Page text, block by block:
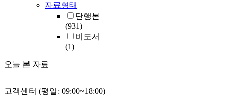
자료형태
단행본
(931)
비도서
(1)
오늘 본 자료
고객센터 (평일: 09:00~18:00)